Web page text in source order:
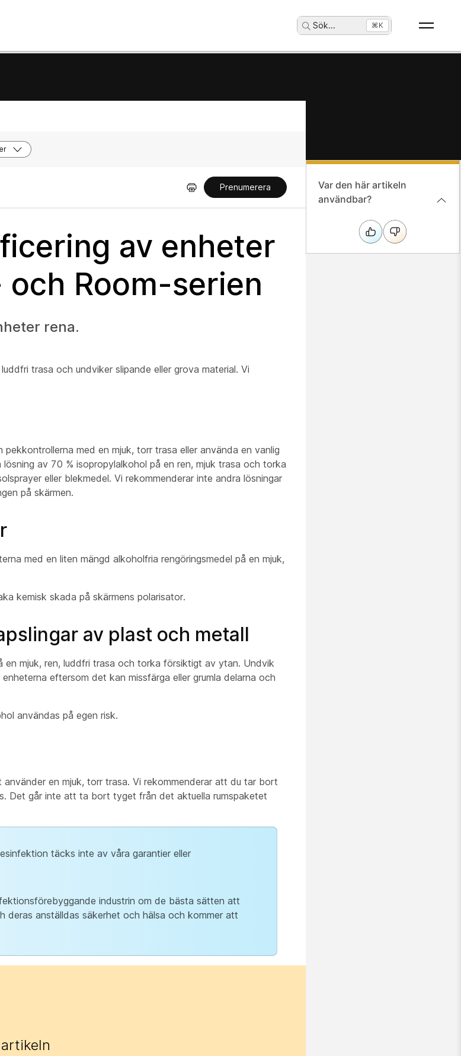
Sök... ⌘K
Prenumerera
av enheter
Room-serien
rena.
trasa och undviker slipande eller grova material. Vi
med en mjuk, torr trasa eller använda en vanlig
av 70 % isopropylalkohol på en ren, mjuk trasa och torka
eller blekmedel. Vi rekommenderar inte andra lösningar
på skärmen.
med en liten mängd alkoholfria rengöringsmedel på en mjuk,
kemisk skada på skärmens polarisator.
av plast och metall
en mjuk, ren, luddfri trasa och torka försiktigt av ytan. Undvik
eftersom det kan missfärga eller grumla delarna och
användas på egen risk.
en mjuk, torr trasa. Vi rekommenderar att du tar bort
Det går inte att ta bort tyget från det aktuella rumspaketet
täcks inte av våra garantier eller
industrin om de bästa sätten att
deras anställdas säkerhet och hälsa och kommer att
Var den här artikeln
användbar?